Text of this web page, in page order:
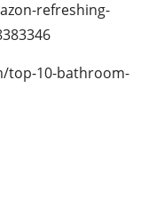
refreshing-
top-10-bathroom-